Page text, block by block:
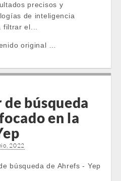
precisos y
de inteligencia
el...
original …
búsqueda
en la
2022